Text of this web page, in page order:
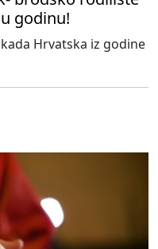
godinu!
kada Hrvatska iz godine